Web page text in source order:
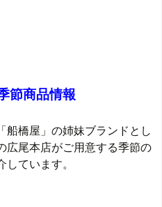
節商品情報
船橋屋」の姉妹ブランドとし
広尾本店がご用意する季節の
ています。